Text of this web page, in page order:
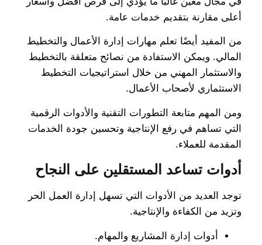
أعلى مقارنة بتقديم خدمات عامة.
من المفيد أيضًا تعلم مهارات إدارة الأعمال والتخطيط
المالي. ويمكن الاستفادة من نصائح متعلقة بالتخطيط
والاستثمار المهني من خلال استراتيجيات التخطيط
الاستثماري لأصحاب الأعمال.
ومن المهم متابعة التطورات التقنية والأدوات الرقمية
التي تساهم في رفع الإنتاجية وتحسين جودة الخدمات
المقدمة للعملاء.
أدوات تساعد المستقلين على النجاح
توجد العديد من الأدوات التي تسهل إدارة العمل الحر
وتزيد من الكفاءة والإنتاجية.
أدوات إدارة المشاريع والمهام.